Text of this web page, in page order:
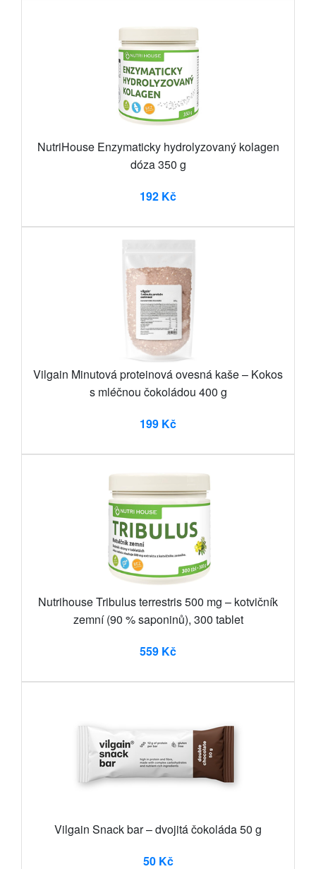
NutriHouse Enzymaticky hydrolyzovaný kolagen
dóza 350 g
192 Kč
Vilgain Minutová proteinová ovesná kaše – Kokos
s mléčnou čokoládou 400 g
199 Kč
Nutrihouse Tribulus terrestris 500 mg – kotvičník
zemní (90 % saponinů), 300 tablet
559 Kč
Vilgain Snack bar – dvojitá čokoláda 50 g
50 Kč